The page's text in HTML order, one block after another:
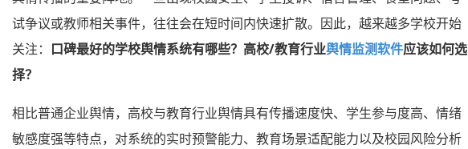
试争议或教师相关事件，往往会在短时间内快速扩散。因此，越来越多学校开始
关注： 口碑最好的学校舆情系统有哪些？高校/教育行业舆情监测软件应该如何选
择？
相比普通企业舆情，高校与教育行业舆情具有传播速度快、学生参与度高、情绪
敏感度强等特点，对系统的实时预警能力、教育场景适配能力以及校园风险分析